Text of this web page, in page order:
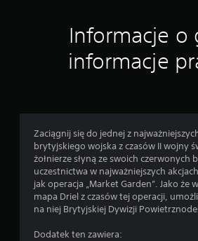
Informacje o
informacje
Zaciągnij się do jednej z
brytyjskiego wojska z czasów II wojny
żołnierze słyną ze swoich czerwonych
uczestnictwa w najważniejszych
jak operacja „Market Garden”. Jako że
mapa Driel z czasów tej operacji,
na niej Brytyjskiej Dywizji
Dodatek ten zawiera: